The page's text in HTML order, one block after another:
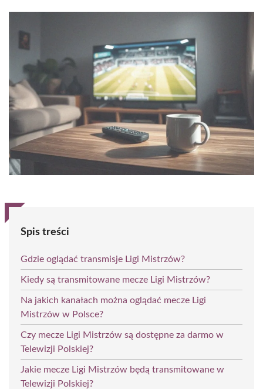
Spis treści
Gdzie oglądać transmisje Ligi Mistrzów?
Kiedy są transmitowane mecze Ligi Mistrzów?
Na jakich kanałach można oglądać mecze Ligi
Mistrzów w Polsce?
Czy mecze Ligi Mistrzów są dostępne za darmo w
Telewizji Polskiej?
Jakie mecze Ligi Mistrzów będą transmitowane w
Telewizji Polskiej?